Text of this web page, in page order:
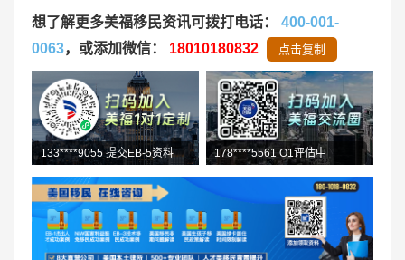
想了解更多美福移民资讯可拨打电话： 400-001-
0063，或添加微信： 18010180832 点击复制
133****9055 提交EB-5资料
139****5018 L1初审通过